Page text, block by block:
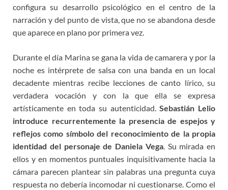
configura su desarrollo psicológico en el centro de la
narración y del punto de vista, que no se abandona desde
que aparece en plano por primera vez.
Durante el día Marina se gana la vida de camarera y por la
noche es intérprete de salsa con una banda en un local
decadente mientras recibe lecciones de canto lírico, su
verdadera vocación y con la que ella se expresa
artísticamente en toda su autenticidad.Sebastián Lelio
introduce recurrentemente la presencia de espejos y
reflejos como símbolo del reconocimiento de la propia
identidad del personaje de Daniela Vega. Su mirada en
ellos y en momentos puntuales inquisitivamente hacia la
cámara parecen plantear sin palabras una pregunta cuya
respuesta no debería incomodar ni cuestionarse. Como el